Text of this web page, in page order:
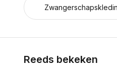
Reeds bekeken